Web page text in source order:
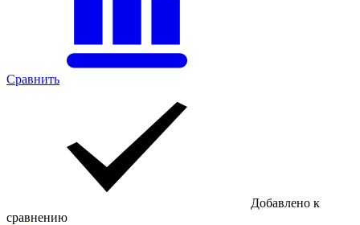
Сравнить
Добавлено к
сравнению